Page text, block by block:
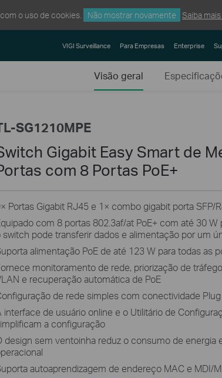
o uso de cookies. Não mostrar novamente Saiba mais
VIGI Surveillance Para Empresas Enterprise
Visão geral
SG1210MPE
Gigabit Easy Smart de
com 8 Portas PoE+
Portas Gigabit RJ45 e 1× combo gigabit porta SFP/
com 8 portas 802.3af/at PoE+ com até 30 W
switch pode transferir dados e alimentação por um
alimentação PoE de até 123 W para todas as
monitoramento de rede, priorização de
e recuperação automática de PoE
de rede simples com conectividade
interface de usuário online e o Utilitário de
a configuração
design sem ventoinha reduz o consumo de energia
autoaprendizagem de endereço MAC e MDI/